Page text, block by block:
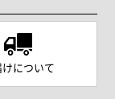
けについて